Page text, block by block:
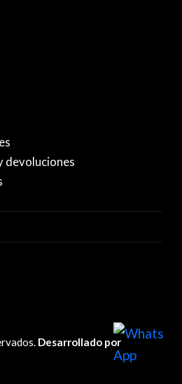
devoluciones
Desarrollado por